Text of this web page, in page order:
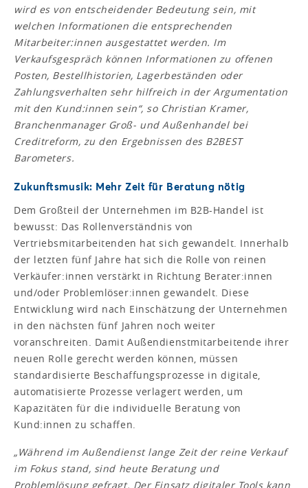
wird es von entscheidender Bedeutung sein, mit
welchen Informationen die entsprechenden
Mitarbeiter:innen ausgestattet werden. Im
Verkaufsgespräch können Informationen zu offenen
Posten, Bestellhistorien, Lagerbeständen oder
Zahlungsverhalten sehr hilfreich in der Argumentation
mit den Kund:innen sein“, so Christian Kramer,
Branchenmanager Groß- und Außenhandel bei
Creditreform, zu den Ergebnissen des B2BEST
Barometers.
Zukunftsmusik: Mehr Zeit für Beratung nötig
Dem Großteil der Unternehmen im B2B-Handel ist
bewusst: Das Rollenverständnis von
Vertriebsmitarbeitenden hat sich gewandelt. Innerhalb
der letzten fünf Jahre hat sich die Rolle von reinen
Verkäufer:innen verstärkt in Richtung Berater:innen
und/oder Problemlöser:innen gewandelt. Diese
Entwicklung wird nach Einschätzung der Unternehmen
in den nächsten fünf Jahren noch weiter
voranschreiten. Damit Außendienstmitarbeitende ihrer
neuen Rolle gerecht werden können, müssen
standardisierte Beschaffungsprozesse in digitale,
automatisierte Prozesse verlagert werden, um
Kapazitäten für die individuelle Beratung von
Kund:innen zu schaffen.
„Während im Außendienst lange Zeit der reine Verkauf
im Fokus stand, sind heute Beratung und
Problemlösung gefragt. Der Einsatz digitaler Tools kann